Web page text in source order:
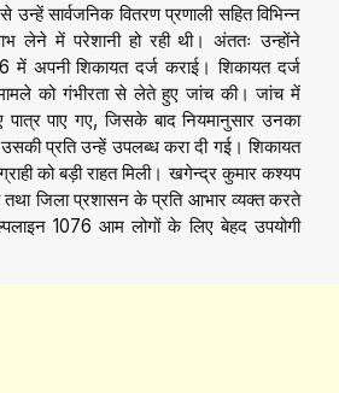
उन्हें सार्वजनिक वितरण प्रणाली सहित विभिन्न
लेने में परेशानी हो रही थी। अंततः उन्होंने
में अपनी शिकायत दर्ज कराई। शिकायत दर्ज
मामले को गंभीरता से लेते हुए जांच की। जांच में
पाए गए, जिसके बाद नियमानुसार उनका
प्रति उन्हें उपलब्ध करा दी गई। शिकायत
को बड़ी राहत मिली। खगेन्द्र कुमार कश्यप
तथा जिला प्रशासन के प्रति आभार व्यक्त करते
1076 आम लोगों के लिए बेहद उपयोगी